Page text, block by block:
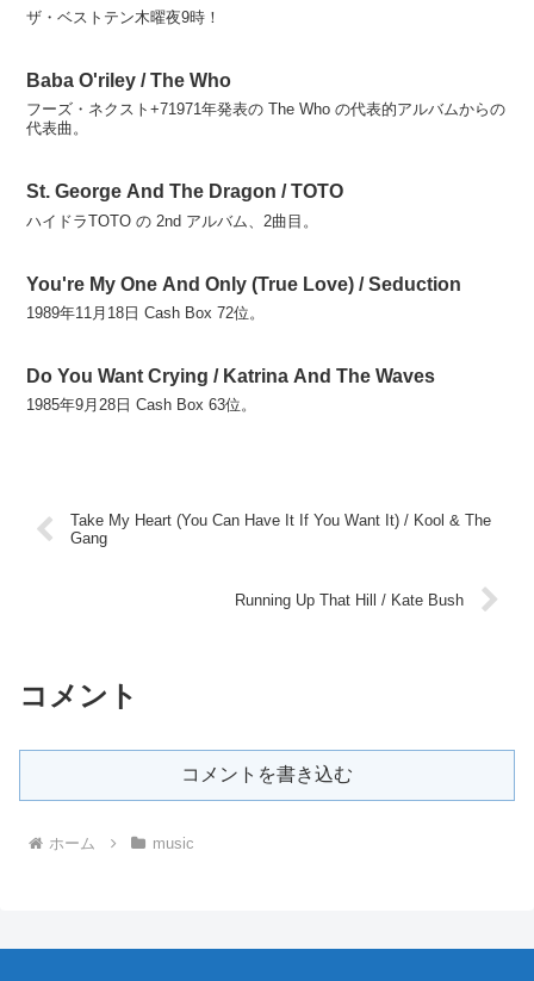
ザ・ベストテン木曜夜9時！
Baba O'riley / The Who
フーズ・ネクスト+71971年発表の The Who の代表的アルバムからの
代表曲。
St. George And The Dragon / TOTO
ハイドラTOTO の 2nd アルバム、2曲目。
You're My One And Only (True Love) / Seduction
1989年11月18日 Cash Box 72位。
Do You Want Crying / Katrina And The Waves
1985年9月28日 Cash Box 63位。
Take My Heart (You Can Have It If You Want It) / Kool & The
Gang
Running Up That Hill / Kate Bush
コメント
コメントを書き込む
ホーム music